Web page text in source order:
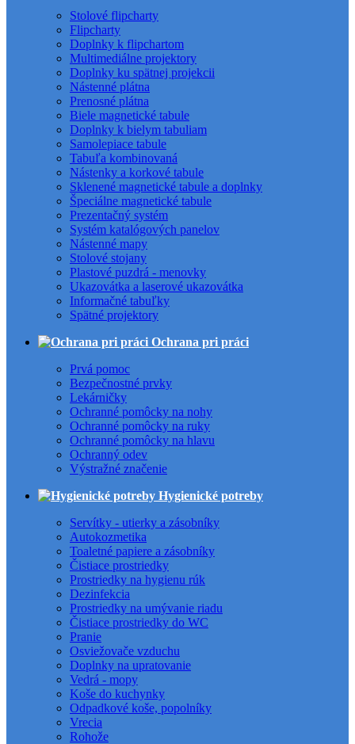
Stolové flipcharty
Flipcharty
Doplnky k flipchartom
Multimediálne projektory
Doplnky ku spätnej projekcii
Nástenné plátna
Prenosné plátna
Biele magnetické tabule
Doplnky k bielym tabuliam
Samolepiace tabule
Tabuľa kombinovaná
Nástenky a korkové tabule
Sklenené magnetické tabule a doplnky
Špeciálne magnetické tabule
Prezentačný systém
Systém katalógových panelov
Nástenné mapy
Stolové stojany
Plastové puzdrá - menovky
Ukazovátka a laserové ukazovátka
Informačné tabuľky
Spätné projektory
Ochrana pri práci
Prvá pomoc
Bezpečnostné prvky
Lekárničky
Ochranné pomôcky na nohy
Ochranné pomôcky na ruky
Ochranné pomôcky na hlavu
Ochranný odev
Výstražné značenie
Hygienické potreby
Servítky - utierky a zásobníky
Autokozmetika
Toaletné papiere a zásobníky
Čistiace prostriedky
Prostriedky na hygienu rúk
Dezinfekcia
Prostriedky na umývanie riadu
Čistiace prostriedky do WC
Pranie
Osviežovače vzduchu
Doplnky na upratovanie
Vedrá - mopy
Koše do kuchynky
Odpadkové koše, popolníky
Vrecia
Rohože